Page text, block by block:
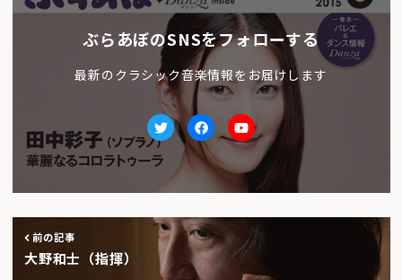
ぶらあぼのSNSをフォローする
最新のクラシック音楽情報をお届けします
TwitterfacebookYoutube
前の記事
大野和士（指揮）